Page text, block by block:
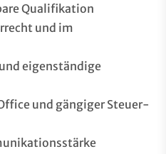
Qualifikation
und im
eigenständige
und gängiger Steuer-